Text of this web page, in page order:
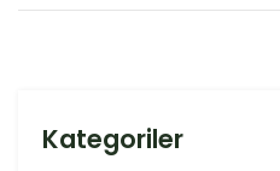
Kategoriler